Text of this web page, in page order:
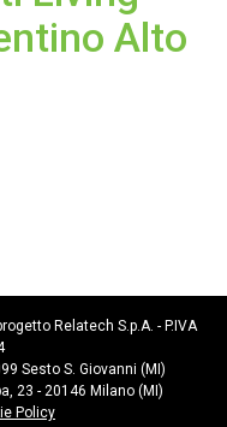
Alto
Relatech S.p.A. - P.IVA
Sesto S. Giovanni (MI)
23 - 20146 Milano (MI)
Policy